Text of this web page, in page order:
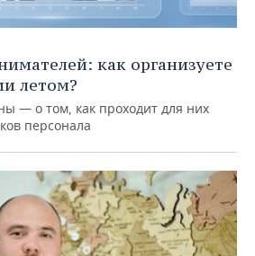
как организуете
летом?
— о том, как проходит для них
персонала